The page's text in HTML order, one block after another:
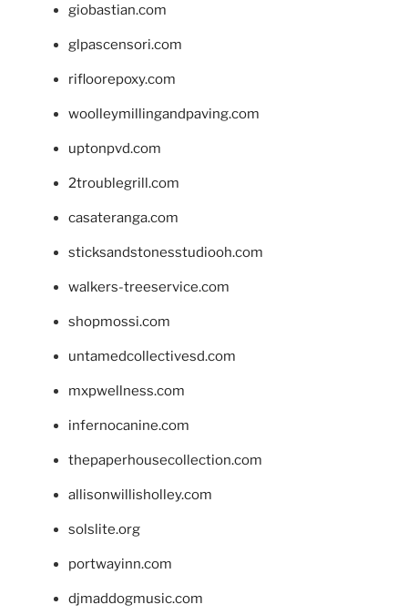
giobastian.com
glpascensori.com
rifloorepoxy.com
woolleymillingandpaving.com
uptonpvd.com
2troublegrill.com
casateranga.com
sticksandstonesstudiooh.com
walkers-treeservice.com
shopmossi.com
untamedcollectivesd.com
mxpwellness.com
infernocanine.com
thepaperhousecollection.com
allisonwillisholley.com
solslite.org
portwayinn.com
djmaddogmusic.com